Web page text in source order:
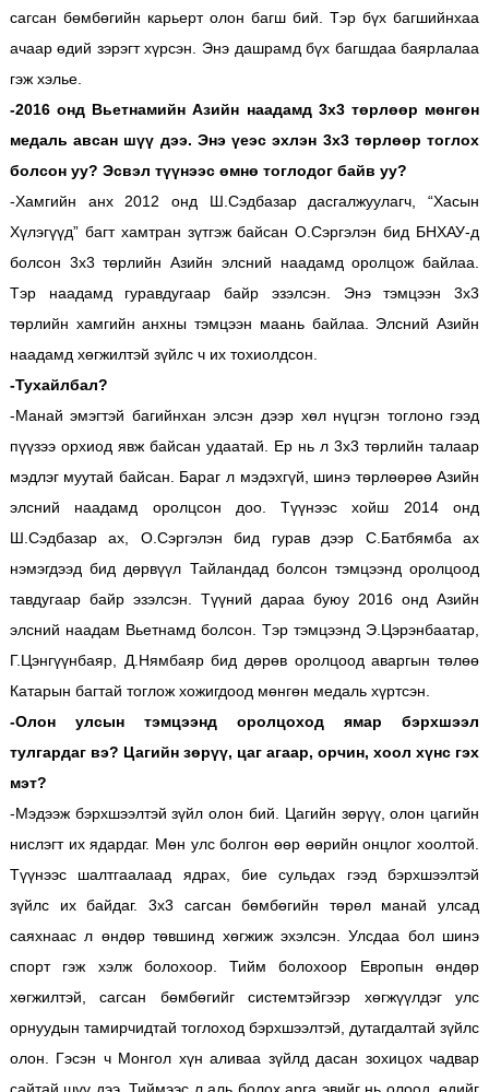
сагсан бөмбөгийн карьерт олон багш бий. Тэр бүх багшийнхаа
ачаар өдий зэрэгт хүрсэн. Энэ дашрамд бүх багшдаа баярлалаа
гэж хэлье.
-2016 онд Вьетнамийн Азийн наадамд 3х3 төрлөөр мөнгөн
медаль авсан шүү дээ. Энэ үеэс эхлэн 3х3 төрлөөр тоглох
болсон уу? Эсвэл түүнээс өмнө тоглодог байв уу?
-Хамгийн анх 2012 онд Ш.Сэдбазар дасгалжуулагч, “Хасын
Хүлэгүүд” багт хамтран зүтгэж байсан О.Сэргэлэн бид БНХАУ-д
болсон 3х3 төрлийн Азийн элсний наадамд оролцож байлаа.
Тэр наадамд гуравдугаар байр эзэлсэн. Энэ тэмцээн 3х3
төрлийн хамгийн анхны тэмцээн маань байлаа. Элсний Азийн
наадамд хөгжилтэй зүйлс ч их тохиолдсон.
-Тухайлбал?
-Манай эмэгтэй багийнхан элсэн дээр хөл нүцгэн тоглоно гээд
пүүзээ орхиод явж байсан удаатай. Ер нь л 3х3 төрлийн талаар
мэдлэг муутай байсан. Бараг л мэдэхгүй, шинэ төрлөөрөө Азийн
элсний наадамд оролцсон доо. Түүнээс хойш 2014 онд
Ш.Сэдбазар ах, О.Сэргэлэн бид гурав дээр С.Батбямба ах
нэмэгдээд бид дөрвүүл Тайландад болсон тэмцээнд оролцоод
тавдугаар байр эзэлсэн. Түүний дараа буюу 2016 онд Азийн
элсний наадам Вьетнамд болсон. Тэр тэмцээнд Э.Цэрэнбаатар,
Г.Цэнгүүнбаяр, Д.Нямбаяр бид дөрөв оролцоод аваргын төлөө
Катарын багтай тоглож хожигдоод мөнгөн медаль хүртсэн.
-Олон улсын тэмцээнд оролцоход ямар бэрхшээл
тулгардаг вэ? Цагийн зөрүү, цаг агаар, орчин, хоол хүнс гэх
мэт?
-Мэдээж бэрхшээлтэй зүйл олон бий. Цагийн зөрүү, олон цагийн
нислэгт их ядардаг. Мөн улс болгон өөр өөрийн онцлог хоолтой.
Түүнээс шалтгаалаад ядрах, бие сульдах гээд бэрхшээлтэй
зүйлс их байдаг. 3x3 сагсан бөмбөгийн төрөл манай улсад
саяхнаас л өндөр төвшинд хөгжиж эхэлсэн. Улсдаа бол шинэ
спорт гэж хэлж болохоор. Тийм болохоор Европын өндөр
хөгжилтэй, сагсан бөмбөгийг системтэйгээр хөгжүүлдэг улс
орнуудын тамирчидтай тоглоход бэрхшээлтэй, дутагдалтай зүйлс
олон. Гэсэн ч Монгол хүн аливаа зүйлд дасан зохицох чадвар